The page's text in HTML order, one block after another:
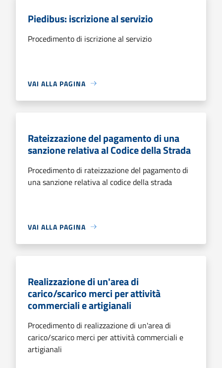
Piedibus: iscrizione al servizio
Procedimento di iscrizione al servizio
VAI ALLA PAGINA
Rateizzazione del pagamento di una
sanzione relativa al Codice della Strada
Procedimento di rateizzazione del pagamento di
una sanzione relativa al codice della strada
VAI ALLA PAGINA
Realizzazione di un'area di
carico/scarico merci per attività
commerciali e artigianali
Procedimento di realizzazione di un'area di
carico/scarico merci per attività commerciali e
artigianali